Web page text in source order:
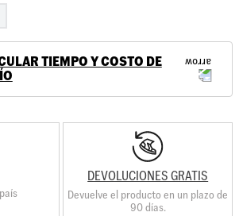
TIEMPO Y COSTO DE
DEVOLUCIONES GRATIS
Devuelve el producto en un plazo de
90 días.